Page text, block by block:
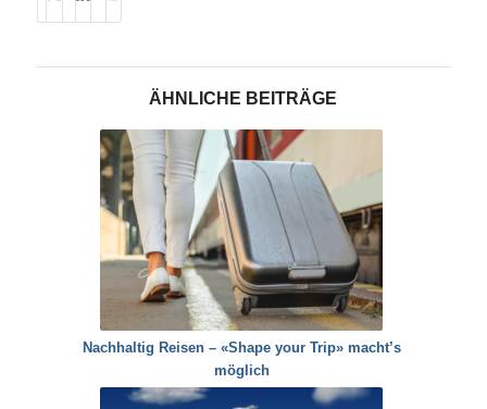
ÄHNLICHE BEITRÄGE
Nachhaltig Reisen – «Shape your Trip» macht’s
möglich